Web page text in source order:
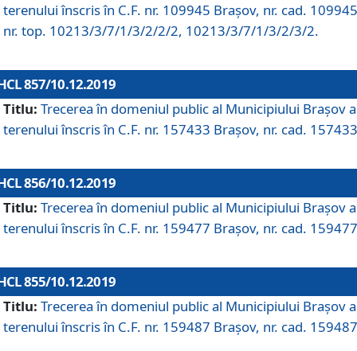
terenului înscris în C.F. nr. 109945 Brașov, nr. cad.
nr. top. 10213/3/7/1/3/2/2/2, 10213/3/7/1/3/2/3/2.
857/10.12.2019
Titlu: Trecerea în domeniul public al Municipiului Braşov a
terenului înscris în C.F. nr. 157433 Brașov, nr. cad.
856/10.12.2019
Titlu: Trecerea în domeniul public al Municipiului Braşov a
terenului înscris în C.F. nr. 159477 Brașov, nr. cad.
855/10.12.2019
Titlu: Trecerea în domeniul public al Municipiului Braşov a
terenului înscris în C.F. nr. 159487 Brașov, nr. cad.